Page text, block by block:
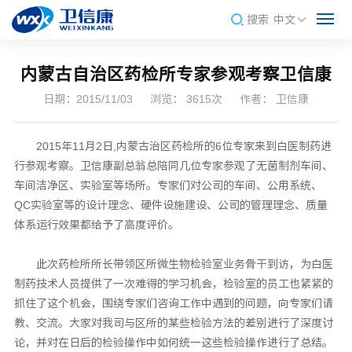
搜索 中文
内蒙古自治区药检所专家参观考察卫信康
日期：2015/11/03 浏览： 3615次 作者： 卫信康
2015年11月2日, 内蒙古治区药检所的6位专家来到白医制药进
行参观考察。卫信康副总翁总陪同几位专家参观了无菌制剂车间、
车间洁净区、实验室等场所。专家们对公司的车间、公用系统、
QC实验室等的设计理念、硬件设施建设、公司的管理理念、质量
体系运行效果都给予了高度评价。
此次药检所所长带领区所微生物检验室业务骨干到访，为白医
制药技术人员提供了一次难得的学习机会，检验室的员工也紧紧的
抓住了这个机会，围绕专家们咨询工作中遇到的问题，向专家们请
教、交流。大家对我司与区所的某些检验方法的差别进行了深度讨
论，并对在日后的检验操作中如何统一这些检验操作进行了总结。